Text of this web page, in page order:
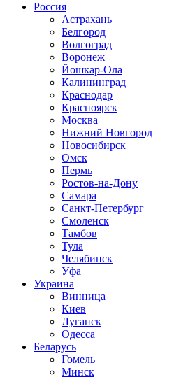
Россия
Астрахань
Белгород
Волгоград
Воронеж
Йошкар-Ола
Калининград
Краснодар
Красноярск
Москва
Нижний Новгород
Новосибирск
Омск
Пермь
Ростов-на-Дону
Самара
Санкт-Петербург
Смоленск
Тамбов
Тула
Челябинск
Уфа
Украина
Винница
Киев
Луганск
Одесса
Беларусь
Гомель
Минск